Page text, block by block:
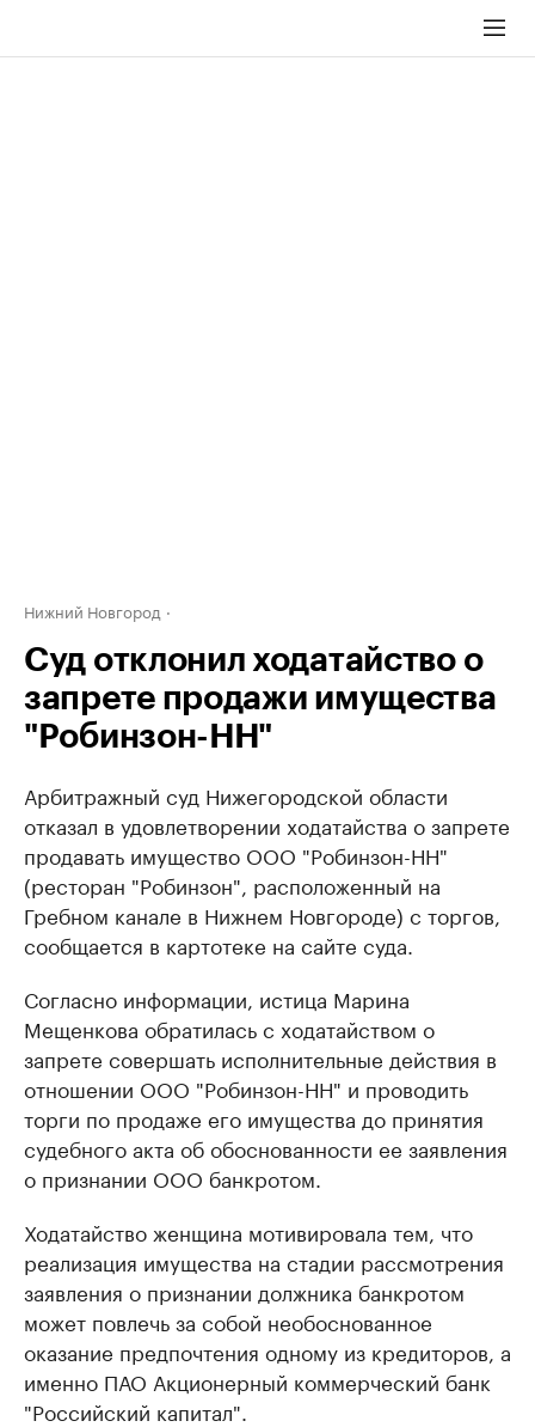
Нижний Новгород
Суд отклонил ходатайство о
запрете продажи имущества
"Робинзон-НН"
Арбитражный суд Нижегородской области
отказал в удовлетворении ходатайства о запрете
продавать имущество ООО "Робинзон-НН"
(ресторан "Робинзон", расположенный на
Гребном канале в Нижнем Новгороде) с торгов,
сообщается в картотеке на сайте суда.
Согласно информации, истица Марина
Мещенкова обратилась с ходатайством о
запрете совершать исполнительные действия в
отношении ООО "Робинзон-НН" и проводить
торги по продаже его имущества до принятия
судебного акта об обоснованности ее заявления
о признании ООО банкротом.
Ходатайство женщина мотивировала тем, что
реализация имущества на стадии рассмотрения
заявления о признании должника банкротом
может повлечь за собой необоснованное
оказание предпочтения одному из кредиторов, а
именно ПАО Акционерный коммерческий банк
"Российский капитал".